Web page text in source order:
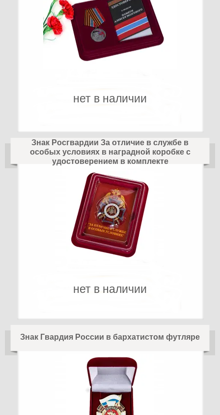
нет в наличии
Знак Росгвардии За отличие в службе в
особых условиях в наградной коробке с
удостоверением в комплекте
нет в наличии
Знак Гвардия России в бархатистом футляре